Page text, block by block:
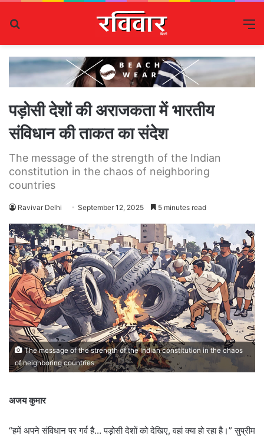
पड़ोसी देशों की अराजकता में भारतीय
संविधान की ताकत का संदेश
The message of the strength of the Indian
constitution in the chaos of neighboring
countries
Ravivar Delhi September 12, 2025 5 minutes read
The message of the strength of the Indian constitution in the chaos
of neighboring countries
अजय कुमार
“हमें अपने संविधान पर गर्व है… पड़ोसी देशों को देखिए, वहां क्या हो रहा है।” सुप्रीम